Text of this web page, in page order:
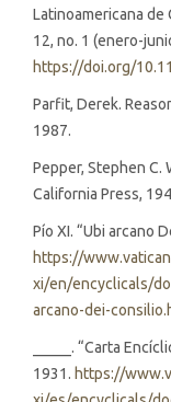
Latinoamericana de
12, no. 1 (enero-
https://doi.org/
Parfit, Derek.
1987.
Pepper, Stephen C.
California Press,
Pío XI. “Ubi arcano
https://
xi/en/encyclicals/
arcano-dei-
_____. “Carta
1931. https://